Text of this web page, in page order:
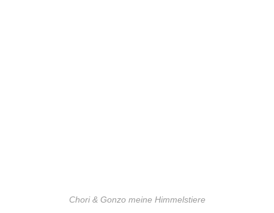
Chori & Gonzo meine Himmelstiere